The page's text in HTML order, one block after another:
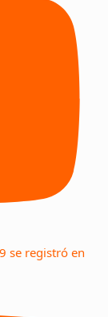
se registró en